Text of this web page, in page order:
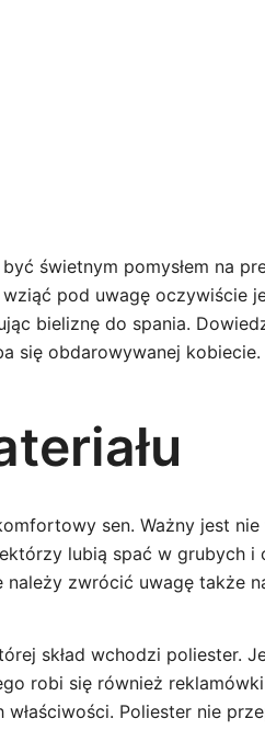
świetnym pomysłem na
pod uwagę oczywiście
bieliznę do spania.
się obdarowywanej kobiecie.
sen. Ważny jest
lubią spać w grubych i
zwrócić uwagę także
skład wchodzi poliester.
robi się również
Poliester nie